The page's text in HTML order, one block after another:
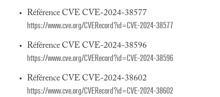
Référence CVE CVE-2024-38577
https://www.cve.org/CVERecord?id=CVE-2024-38577
Référence CVE CVE-2024-38596
https://www.cve.org/CVERecord?id=CVE-2024-38596
Référence CVE CVE-2024-38602
https://www.cve.org/CVERecord?id=CVE-2024-38602